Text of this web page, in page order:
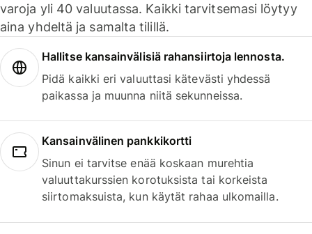
varoja yli 40 valuutassa. Kaikki tarvitsemasi löytyy
aina yhdeltä ja samalta tilillä.
Hallitse kansainvälisiä rahansiirtoja lennosta.
Pidä kaikki eri valuuttasi kätevästi yhdessä
paikassa ja muunna niitä sekunneissa.
Kansainvälinen pankkikortti
Sinun ei tarvitse enää koskaan murehtia
valuuttakurssien korotuksista tai korkeista
siirtomaksuista, kun käytät rahaa ulkomailla.